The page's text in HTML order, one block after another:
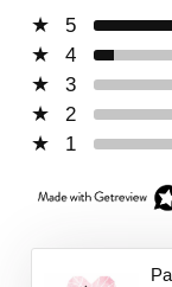
5
4
3
2
1